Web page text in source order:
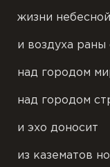
жизни
и воздуха раны
над городом
над городом
и эхо доносит
из казематов